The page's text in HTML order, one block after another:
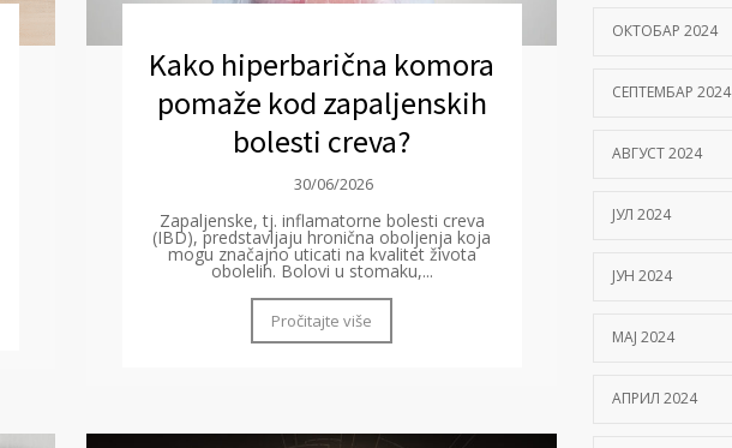
Kako hiperbarična komora
pomaže kod zapaljenskih
bolesti creva?
30/06/2026
Zapaljenske, tj. inflamatorne bolesti creva
(IBD), predstavljaju hronična oboljenja koja
mogu značajno uticati na kvalitet života
obolelih. Bolovi u stomaku,...
Pročitajte više
ОКТОБАР 2024
СЕПТЕМБАР 2024
АВГУСТ 2024
ЈУЛ 2024
ЈУН 2024
МАЈ 2024
АПРИЛ 2024